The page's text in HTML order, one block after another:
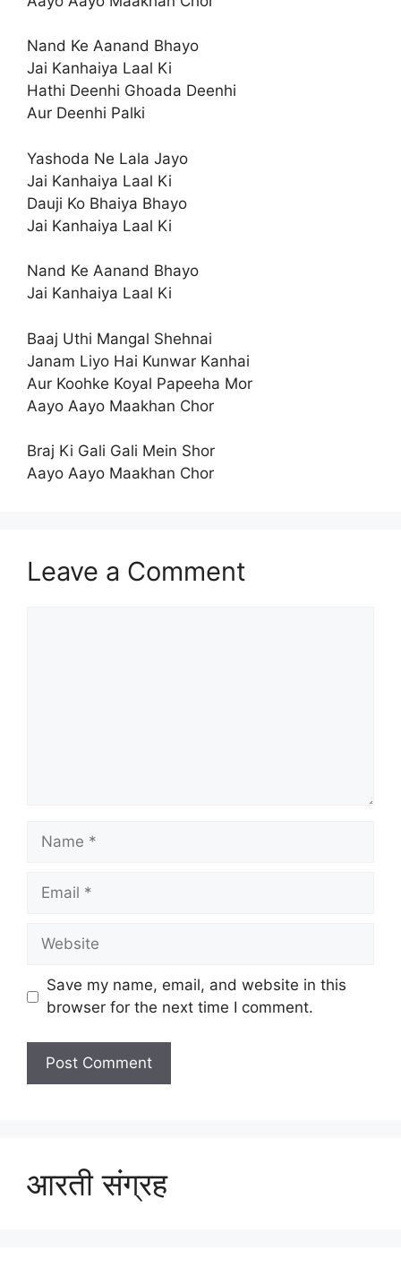
Nand Ke Aanand Bhayo
Jai Kanhaiya Laal Ki
Hathi Deenhi Ghoada Deenhi
Aur Deenhi Palki
Yashoda Ne Lala Jayo
Jai Kanhaiya Laal Ki
Dauji Ko Bhaiya Bhayo
Jai Kanhaiya Laal Ki
Nand Ke Aanand Bhayo
Jai Kanhaiya Laal Ki
Baaj Uthi Mangal Shehnai
Janam Liyo Hai Kunwar Kanhai
Aur Koohke Koyal Papeeha Mor
Aayo Aayo Maakhan Chor
Braj Ki Gali Gali Mein Shor
Aayo Aayo Maakhan Chor
Leave a Comment
Name
Email
Website
Save my name, email, and website in this
browser for the next time I comment.
आरती संग्रह